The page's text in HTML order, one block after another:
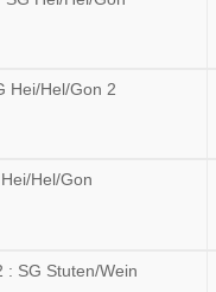
Hei/Hel/Gon 2
Hel/Gon
: SG Stuten/Wein